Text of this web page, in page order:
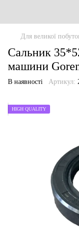
Для великої
Сальник
машини
В наявності Артикул:
HIGH QUALITY